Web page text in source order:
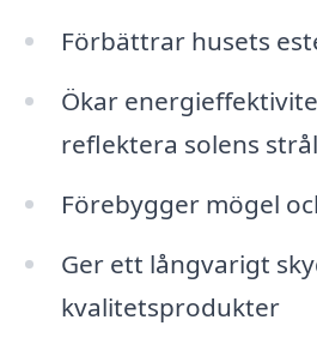
Förbättrar husets
Ökar
reflektera solens
Förebygger mögel
Ger ett långvarigt
kvalitetsprodukter